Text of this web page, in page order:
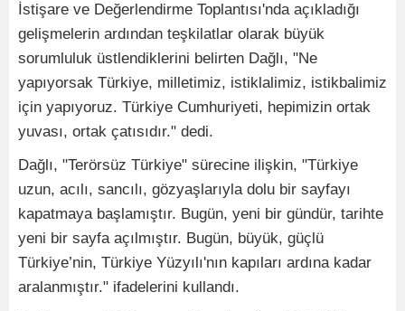
İstişare ve Değerlendirme Toplantısı'nda açıkladığı
gelişmelerin ardından teşkilatlar olarak büyük
sorumluluk üstlendiklerini belirten Dağlı, "Ne
yapıyorsak Türkiye, milletimiz, istiklalimiz, istikbalimiz
için yapıyoruz. Türkiye Cumhuriyeti, hepimizin ortak
yuvası, ortak çatısıdır." dedi.
Dağlı, "Terörsüz Türkiye" sürecine ilişkin, "Türkiye
uzun, acılı, sancılı, gözyaşlarıyla dolu bir sayfayı
kapatmaya başlamıştır. Bugün, yeni bir gündür, tarihte
yeni bir sayfa açılmıştır. Bugün, büyük, güçlü
Türkiye’nin, Türkiye Yüzyılı'nın kapıları ardına kadar
aralanmıştır." ifadelerini kullandı.